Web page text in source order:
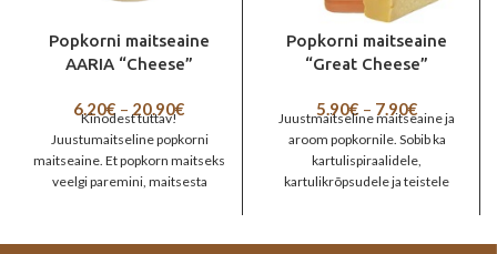
Popkorni maitseaine
AARIA “Cheese”
6.20€ – 20.90€
range:
6.20€
through
Kinodest tuttav!
Juustumaitseline popkorni
maitseaine. Et popkorn maitseks
veelgi paremini, maitsesta
erinevat maitset. SOOVITUS: kui
Popkorni maitseaine
“Great Cheese”
5.90€ – 7.90€Price
range:
5.90€
through
Juustmaitseline maitseaine ja
aroom popkornile. Sobib ka
kartulispiraalidele,
kartulikrõpsudele ja teistele